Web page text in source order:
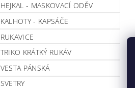
HEJKAL - MASKOVACÍ ODĚV
KALHOTY - KAPSÁČE
RUKAVICE
TRIKO KRÁTKÝ RUKÁV
VESTA PÁNSKÁ
SVETRY